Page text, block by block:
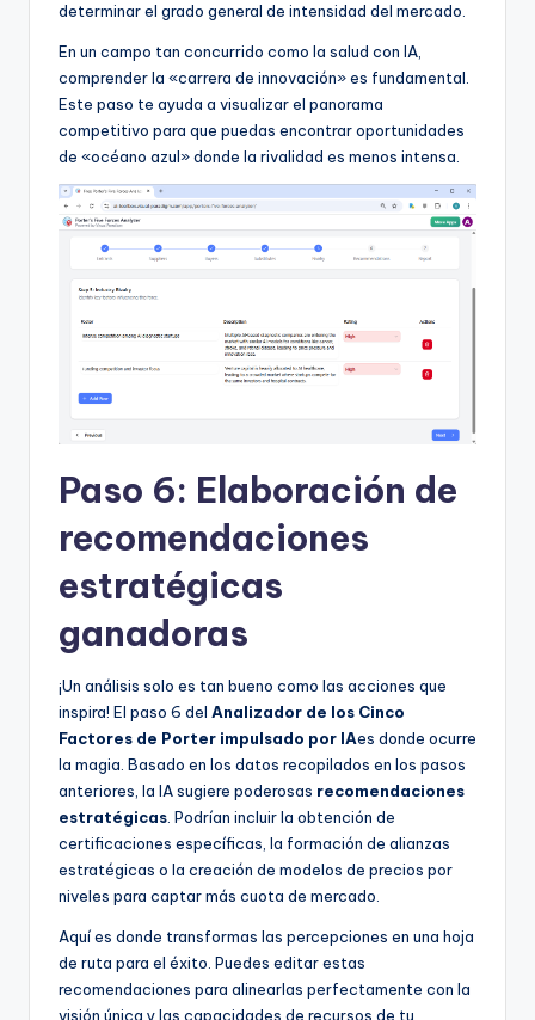
determinar el grado general de intensidad del mercado.
En un campo tan concurrido como la salud con IA,
comprender la «carrera de innovación» es fundamental.
Este paso te ayuda a visualizar el panorama
competitivo para que puedas encontrar oportunidades
de «océano azul» donde la rivalidad es menos intensa.
Paso 6: Elaboración de
recomendaciones
estratégicas
ganadoras
¡Un análisis solo es tan bueno como las acciones que
inspira! El paso 6 del Analizador de los Cinco
Factores de Porter impulsado por IAes donde ocurre
la magia. Basado en los datos recopilados en los pasos
anteriores, la IA sugiere poderosas recomendaciones
estratégicas. Podrían incluir la obtención de
certificaciones específicas, la formación de alianzas
estratégicas o la creación de modelos de precios por
niveles para captar más cuota de mercado.
Aquí es donde transformas las percepciones en una hoja
de ruta para el éxito. Puedes editar estas
recomendaciones para alinearlas perfectamente con la
visión única y las capacidades de recursos de tu